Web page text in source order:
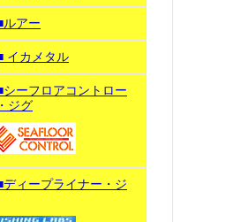
ルアー
イカメタル
シーフロアコントロー
ジグ
ディープライナー・ジ